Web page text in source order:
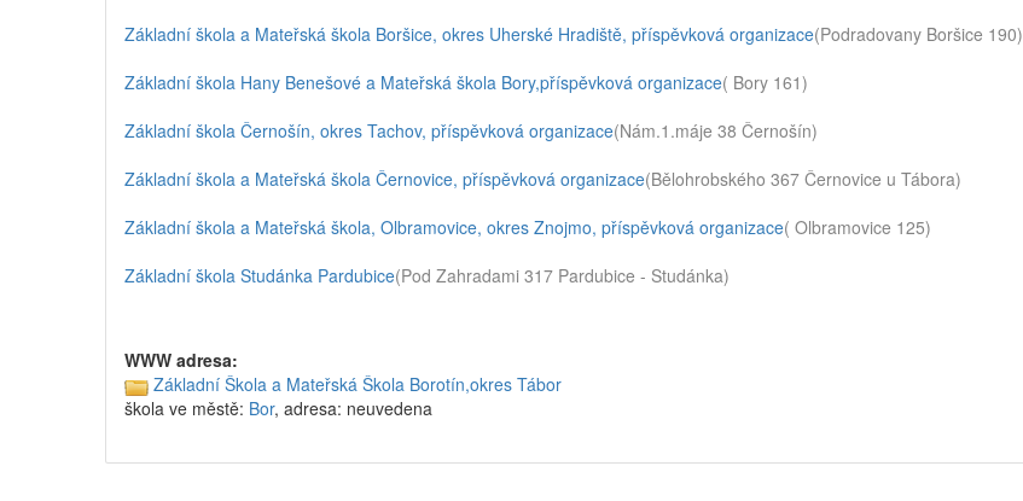
Základní škola a Mateřská škola Boršice, okres Uherské Hradiště, příspěvková organizace(Podradovany Boršice 190)
Základní škola Hany Benešové a Mateřská škola Bory,příspěvková organizace( Bory 161)
Základní škola Černošín, okres Tachov, příspěvková organizace(Nám.1.máje 38 Černošín)
Základní škola a Mateřská škola Černovice, příspěvková organizace(Bělohrobského 367 Černovice u Tábora)
Základní škola a Mateřská škola, Olbramovice, okres Znojmo, příspěvková organizace( Olbramovice 125)
Základní škola Studánka Pardubice(Pod Zahradami 317 Pardubice - Studánka)
WWW adresa:
Základní Škola a Mateřská Škola Borotín,okres Tábor
škola ve městě: Bor, adresa: neuvedena